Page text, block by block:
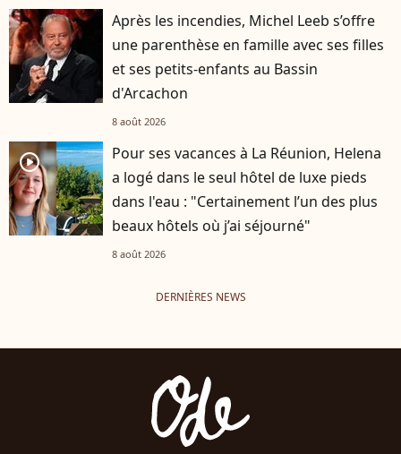
Après les incendies, Michel Leeb s’offre
une parenthèse en famille avec ses filles
et ses petits-enfants au Bassin
d'Arcachon
8 août 2026
player2
Pour ses vacances à La Réunion, Helena
a logé dans le seul hôtel de luxe pieds
dans l'eau : "Certainement l’un des plus
beaux hôtels où j’ai séjourné"
8 août 2026
DERNIÈRES NEWS